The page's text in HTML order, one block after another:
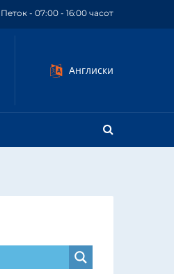
- 07:00 - 16:00 часот
Англиски